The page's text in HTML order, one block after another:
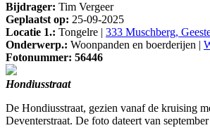
Bijdrager: Tim Vergeer
Geplaatst op: 25-09-2025
Locatie 1.: Tongelre | 333 Muschberg,
Onderwerp.: Woonpanden en boerderijen |
Fotonummer: 56446
Hondiusstraat
De Hondiusstraat, gezien vanaf de kruising
Deventerstraat. De foto dateert van